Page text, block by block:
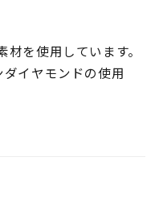
を使用しています。
イヤモンドの使用